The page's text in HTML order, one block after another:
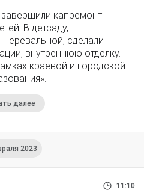
капремонт
В детсаду,
сделали
внутреннюю отделку.
краевой и городской
далее
2023
11:10